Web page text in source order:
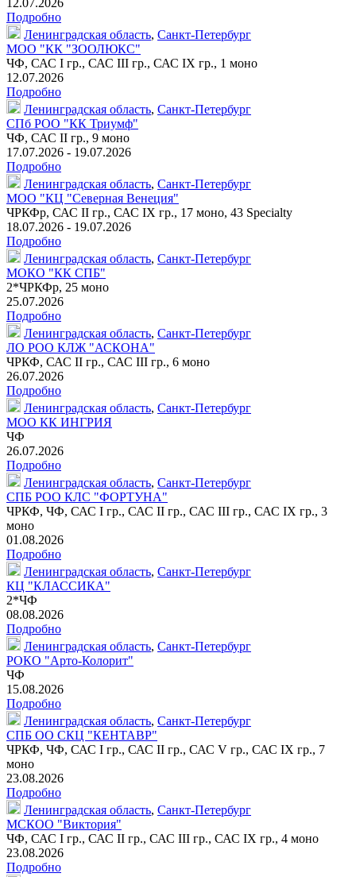
Подробно
Ленинградская область, Санкт-Петербург
МОО "КК "ЗООЛЮКС"
ЧФ, САС I гр., САС III гр., САС IX гр., 1 моно
12.07.2026
Подробно
Ленинградская область, Санкт-Петербург
СПб РОО "КК Триумф"
ЧФ, САС II гр., 9 моно
17.07.2026 - 19.07.2026
Подробно
Ленинградская область, Санкт-Петербург
МОО "КЦ "Северная Венеция"
ЧРКФр, САС II гр., САС IX гр., 17 моно, 43 Specialty
18.07.2026 - 19.07.2026
Подробно
Ленинградская область, Санкт-Петербург
МОКО "КК СПБ"
2*ЧРКФр, 25 моно
25.07.2026
Подробно
Ленинградская область, Санкт-Петербург
ЛО РОО КЛЖ "АСКОНА"
ЧРКФ, САС II гр., САС III гр., 6 моно
26.07.2026
Подробно
Ленинградская область, Санкт-Петербург
МОО КК ИНГРИЯ
ЧФ
26.07.2026
Подробно
Ленинградская область, Санкт-Петербург
СПБ РОО КЛС "ФОРТУНА"
ЧРКФ, ЧФ, САС I гр., САС II гр., САС III гр., САС IX гр., 3
моно
01.08.2026
Подробно
Ленинградская область, Санкт-Петербург
КЦ "КЛАССИКА"
2*ЧФ
08.08.2026
Подробно
Ленинградская область, Санкт-Петербург
РОКО "Арто-Колорит"
ЧФ
15.08.2026
Подробно
Ленинградская область, Санкт-Петербург
СПБ ОО СКЦ "КЕНТАВР"
ЧРКФ, ЧФ, САС I гр., САС II гр., САС V гр., САС IX гр., 7
моно
23.08.2026
Подробно
Ленинградская область, Санкт-Петербург
МСКОО "Виктория"
ЧФ, САС I гр., САС II гр., САС III гр., САС IX гр., 4 моно
23.08.2026
Подробно